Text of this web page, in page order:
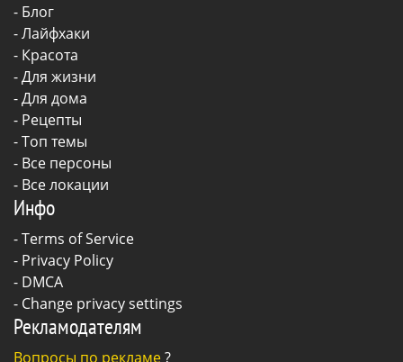
- Блог
-Лайфхаки
- Красота
-Для жизни
-Для дома
- Рецепты
- Топ темы
- Все персоны
- Все локации
Инфо
-Terms of Service
- Privacy Policy
- DMCA
- Change privacy settings
Рекламодателям
Вопросы по рекламе?